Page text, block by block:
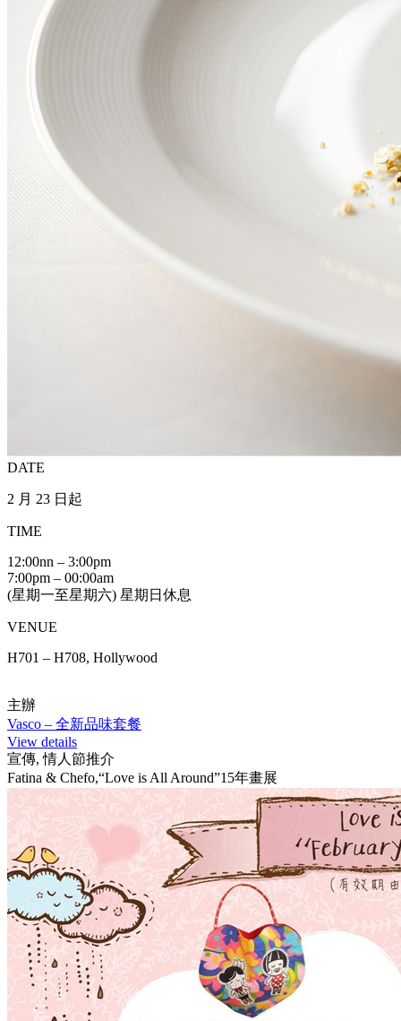
DATE
2 月 23 日起
TIME
12:00nn – 3:00pm
7:00pm – 00:00am
(星期一至星期六) 星期日休息
VENUE
H701 – H708, Hollywood
主辦
Vasco – 全新品味套餐
View details
宣傳, 情人節推介
Fatina & Chefo,“Love is All Around”15年畫展